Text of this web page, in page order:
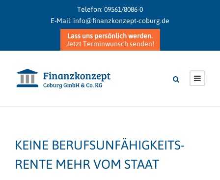
Telefon: 09561/8086-0
E-Mail: info@finanzkonzept-coburg.de
Lass uns persönlich werden.
Jetzt Terminwunsch senden!
KEINE BERUFSUNFÄHIGKEITS-
RENTE MEHR VOM STAAT